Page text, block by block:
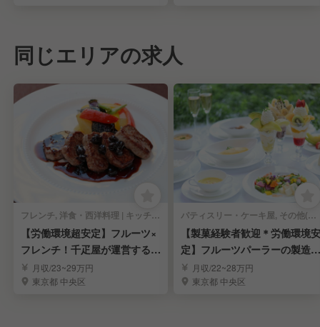
同じエリアの求人
フレンチ, 洋食・西洋料理 | キッチンスタッフ
【労働環境超安定】フルーツ×
フレンチ！千疋屋が運営するレ
ストラン調理人
月収/23~29万円
東京都 中央区
パティスリー・ケーキ屋, その他(料理ジャンル) | キッチンスタッフ
【製菓経験者歓迎＊労働環境安
定】フルーツパーラーの製造・
調理スタッフ募集
月収/22~28万円
東京都 中央区